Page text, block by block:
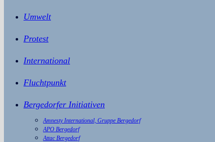
Umwelt
Protest
International
Fluchtpunkt
Bergedorfer Initiativen
Amnesty International, Gruppe Bergedorf
APO Bergedorf
Attac Bergedorf